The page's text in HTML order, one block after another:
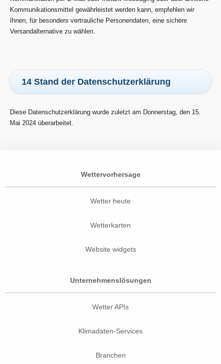
Kommunikationsmittel gewährleistet werden kann, empfehlen wir
Ihnen, für besonders vertrauliche Personendaten, eine sichere
Versandalternative zu wählen.
14 Stand der Datenschutzerklärung
Diese Datenschutzerklärung wurde zuletzt am Donnerstag, den 15.
Mai 2024 überarbeitet.
Wettervorhersage
Wetter heute
Wetterkarten
Website widgets
Unternehmenslösungen
Wetter APIs
Klimadaten-Services
Branchen